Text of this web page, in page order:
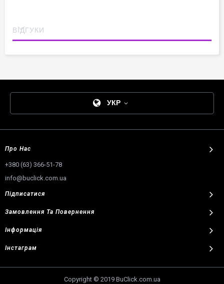
ВІДГУКИ
УКР
Про Нас
+380 (63) 366-51-78
info@buclick.com.ua
Підписатися
Замовлення Та Повернення
Інформація
Інстаграм
Copyright © 2019 BuClick.com.ua